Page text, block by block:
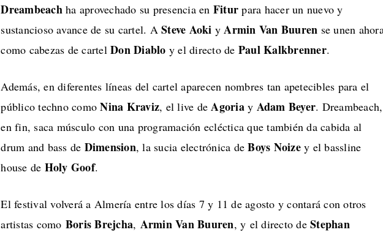
Dreambeach ha aprovechado su presencia en Fitur para hacer un nuevo y
sustancioso avance de su cartel. ASteve Aoki y Armin Van Buuren se unen
como cabezas de cartelDon Diablo y el directo de Paul Kalkbrenner.
Además, en diferentes líneas del cartel aparecen nombres tan apetecibles para el
público techno comoNina Kraviz, el live de Agoriay Adam Beyer. Dreambeach,
en fin, saca músculo con una programación ecléctica que también da cabida al
drum and bass de Dimension, la sucia electrónica de Boys Noizey el bassline
house de Holy Goof.
El festival volverá a Almería entre los días 7 y 11 de agosto y contará con otros
artistas como Boris Brejcha, Armin Van Buuren, y el directo deStephan